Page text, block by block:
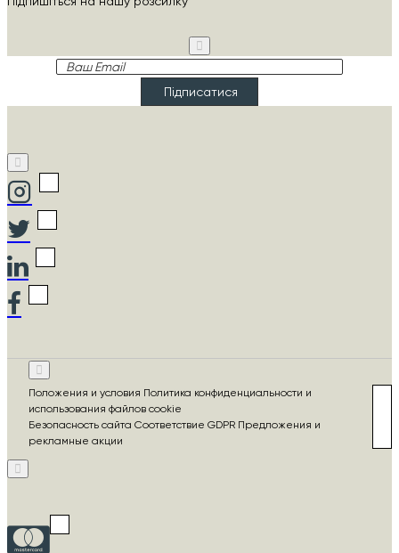
Ваш
Підписатися
Положения и условия Политика конфиденциальности и
использования файлов cookie
Безопасность сайта Соответствие GDPR Предложения и
рекламные акции